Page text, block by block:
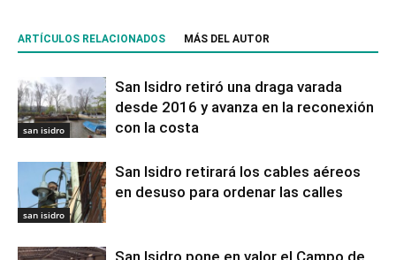
ARTÍCULOS RELACIONADOS MÁS DEL AUTOR
san isidro
San Isidro retiró una draga varada
desde 2016 y avanza en la reconexión
con la costa
san isidro
San Isidro retirará los cables aéreos
en desuso para ordenar las calles
San Isidro pone en valor el Campo de